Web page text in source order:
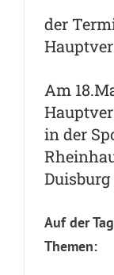
der
Am
in der
Auf der
Themen: